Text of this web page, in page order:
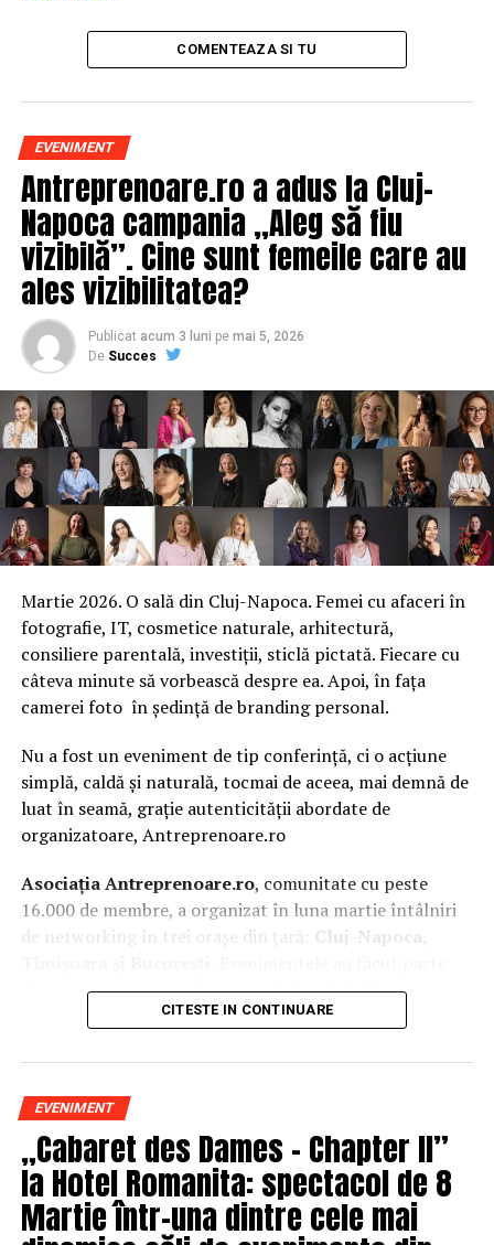
COMENTEAZA SI TU
EVENIMENT
Antreprenoare.ro a adus la Cluj-
Napoca campania „Aleg să fiu
vizibilă”. Cine sunt femeile care au
ales vizibilitatea?
Publicat acum 3 luni pe mai 5, 2026
De Succes
Martie 2026. O sală din Cluj-Napoca. Femei cu afaceri în
fotografie, IT, cosmetice naturale, arhitectură,
consiliere parentală, investiții, sticlă pictată. Fiecare cu
câteva minute să vorbească despre ea. Apoi, în fața
camerei foto în ședință de branding personal.
Nu a fost un eveniment de tip conferință, ci o acțiune
simplă, caldă și naturală, tocmai de aceea, mai demnă de
luat în seamă, grație autenticității abordate de
organizatoare, Antreprenoare.ro
Asociația Antreprenoare.ro, comunitate cu peste
16.000 de membre, a organizat în luna martie întâlniri
de networking în trei orașe din țară:
Cluj-Napoca,
campania națională„Aleg să fiu vizibilă„, o
inițiativă care combină sesiuni de fotografie de brand
prezentă, cu numele tău și cu afacerea ta, în spațiul
public.
La Cluj-Napoca, sesiunile foto au fost susținute de doi
fotografi profesioniști:Valentina Mihalache
(lightsun.ro) șiDeni Sîrb(DA Studio). Valentina a venit
cu 18 ani de carieră în vânzări în spate și o tranziție
CITESTE IN CONTINUARE
EVENIMENT
„Cabaret des Dames – Chapter II”
la Hotel Romanita: spectacol de 8
Martie într-una dintre cele mai